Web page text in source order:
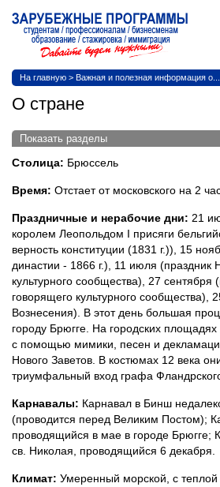
На главную > Важная и полезная информация о...
О стране
Показать разделы
Столица: Брюссель
Время: Отстает от московского на 2
Праздничные и нерабочие дни: 21
королем Леопольдом I присяги
верность конституции (1831 г.)), 15
династии - 1866 г.), 11 июля (праздник
культурного сообщества), 27 сентября
говорящего культурного сообщества),
Вознесения). В этот день большая
городу Брюгге. На городских
с помощью мимики, песен и
Нового Заветов. В костюмах 12 века
триумфальный вход графа
Карнавалы: Карнавал в Бинш
(проводится перед Великим Постом);
проводящийся в мае в городе Брюгге;
св. Николая, проводящийся 6 декабря.
Климат: Умеренный морской, с